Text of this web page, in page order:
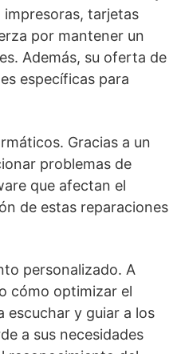
tarjetas
por mantener un
Además, su oferta de
específicas para
Gracias a un
problemas de
que afectan el
de estas reparaciones
personalizado. A
cómo optimizar el
escuchar y guiar a los
a sus necesidades